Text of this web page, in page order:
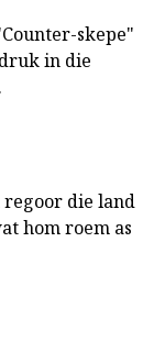
skepe"
in die
regoor die land
hom roem as